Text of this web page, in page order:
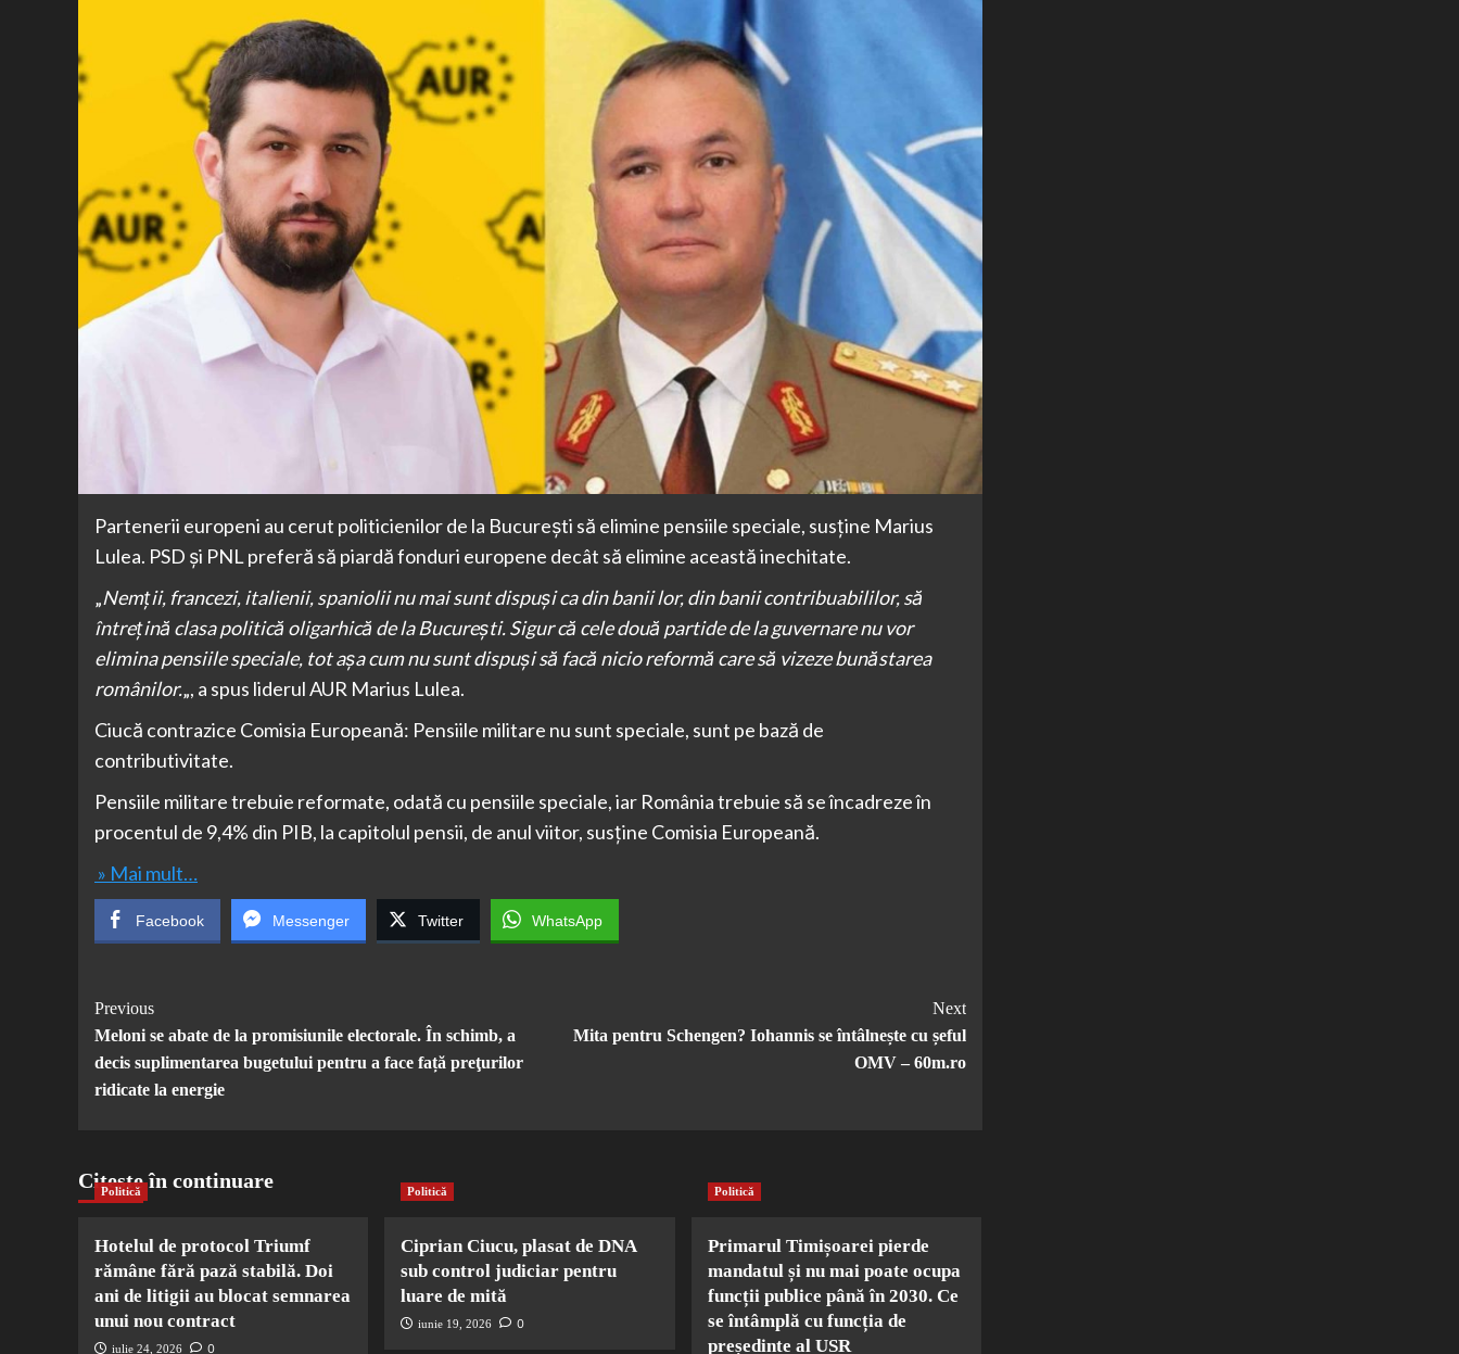
Partenerii europeni au cerut politicienilor de la București să elimine pensiile speciale, susține Marius
Lulea. PSD și PNL preferă să piardă fonduri europene decât să elimine această inechitate.
„Nemții, francezi, italienii, spaniolii nu mai sunt dispuși ca din banii lor, din banii contribuabililor, să
întrețină clasa politică oligarhică de la București. Sigur că cele două partide de la guvernare nu vor
elimina pensiile speciale, tot așa cum nu sunt dispuși să facă nicio reformă care să vizeze bunăstarea
românilor.„, a spus liderul AUR Marius Lulea.
Ciucă contrazice Comisia Europeană: Pensiile militare nu sunt speciale, sunt pe bază de
contributivitate.
Pensiile militare trebuie reformate, odată cu pensiile speciale, iar România trebuie să se încadreze în
procentul de 9,4% din PIB, la capitolul pensii, de anul viitor, susține Comisia Europeană.
» Mai mult…
Facebook Messenger Twitter WhatsApp
Post
Navigation
Previous
Meloni se abate de la promisiunile electorale. În schimb, a
decis suplimentarea bugetului pentru a face față preţurilor
ridicate la energie
Next
Mita pentru Schengen? Iohannis se întâlnește cu șeful
OMV – 60m.ro
Citește în continuare
Politică
Hotelul de protocol Triumf
rămâne fără pază stabilă. Doi
ani de litigii au blocat semnarea
unui nou contract
iulie 24, 2026 0
Politică
Ciprian Ciucu, plasat de DNA
sub control judiciar pentru
luare de mită
iunie 19, 2026 0
Politică
Primarul Timișoarei pierde
mandatul și nu mai poate ocupa
funcții publice până în 2030. Ce
se întâmplă cu funcția de
președinte al USR